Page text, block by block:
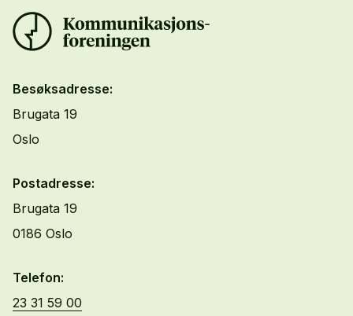
Besøksadresse:
Brugata 19
Oslo
Postadresse:
Brugata 19
0186 Oslo
Telefon:
23 31 59 00